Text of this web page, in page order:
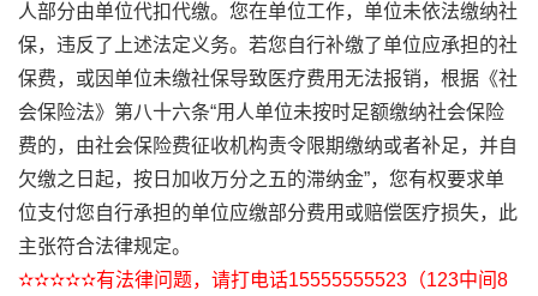
人部分由单位代扣代缴。您在单位工作，单位未依法缴纳社
保，违反了上述法定义务。若您自行补缴了单位应承担的社
保费，或因单位未缴社保导致医疗费用无法报销，根据《社
会保险法》第八十六条“用人单位未按时足额缴纳社会保险
费的，由社会保险费征收机构责令限期缴纳或者补足，并自
欠缴之日起，按日加收万分之五的滞纳金”，您有权要求单
位支付您自行承担的单位应缴部分费用或赔偿医疗损失，此
主张符合法律规定。
✫✫✫✫✫有法律问题，请打电话15555555523（123中间8